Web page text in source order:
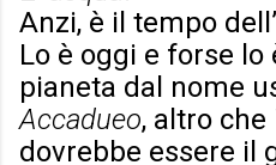
Anzi, è il tempo
Lo è oggi e forse lo
pianeta dal nome
Accadueo, altro che
dovrebbe essere il